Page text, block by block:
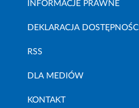
INFORMACJE PRAWNE
DEKLARACJA DOSTĘPNOŚCI
RSS
DLA MEDIÓW
KONTAKT